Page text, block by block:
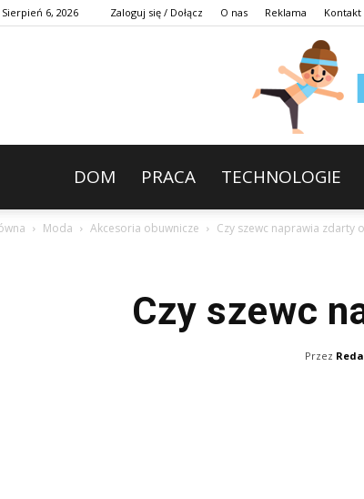
6, 2026 Zaloguj się / Dołącz O nas Reklama Kontakt
DOM PRACA TECHNOLOGIE
Moda Akcesoria obuwnicze Czy szewc naprawia zdarty
Czy szewc
Przez